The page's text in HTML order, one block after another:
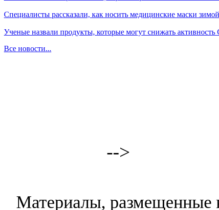
Специалисты рассказали, как носить медицинские маски зимой
Ученые назвали продукты, которые могут снижать
Все новости...
-->
Материалы, размещенные